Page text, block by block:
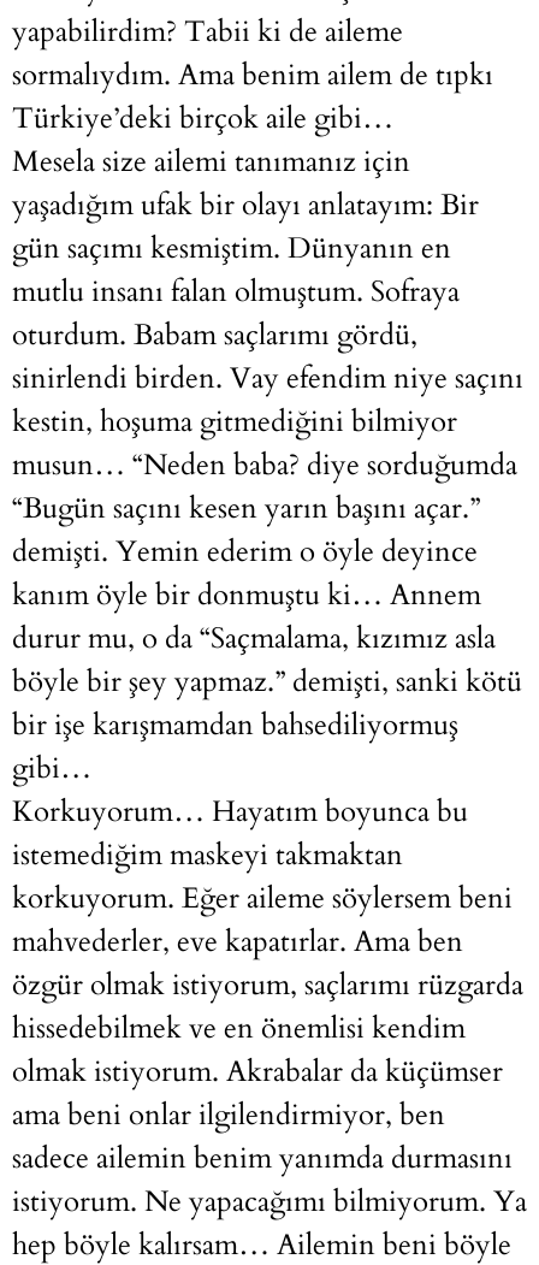
yapabilirdim? Tabii ki de aileme
sormalıydım. Ama benim ailem de tıpkı
Türkiye’deki birçok aile gibi…
Mesela size ailemi tanımanız için
yaşadığım ufak bir olayı anlatayım: Bir
gün saçımı kesmiştim. Dünyanın en
mutlu insanı falan olmuştum. Sofraya
oturdum. Babam saçlarımı gördü,
sinirlendi birden. Vay efendim niye saçını
kestin, hoşuma gitmediğini bilmiyor
musun… “Neden baba? diye sorduğumda
“Bugün saçını kesen yarın başını açar.”
demişti. Yemin ederim o öyle deyince
kanım öyle bir donmuştu ki… Annem
durur mu, o da “Saçmalama, kızımız asla
böyle bir şey yapmaz.” demişti, sanki kötü
bir işe karışmamdan bahsediliyormuş
gibi…
Korkuyorum… Hayatım boyunca bu
istemediğim maskeyi takmaktan
korkuyorum. Eğer aileme söylersem beni
mahvederler, eve kapatırlar. Ama ben
özgür olmak istiyorum, saçlarımı rüzgarda
hissedebilmek ve en önemlisi kendim
olmak istiyorum. Akrabalar da küçümser
ama beni onlar ilgilendirmiyor, ben
sadece ailemin benim yanımda durmasını
istiyorum. Ne yapacağımı bilmiyorum. Ya
hep böyle kalırsam… Ailemin beni böyle